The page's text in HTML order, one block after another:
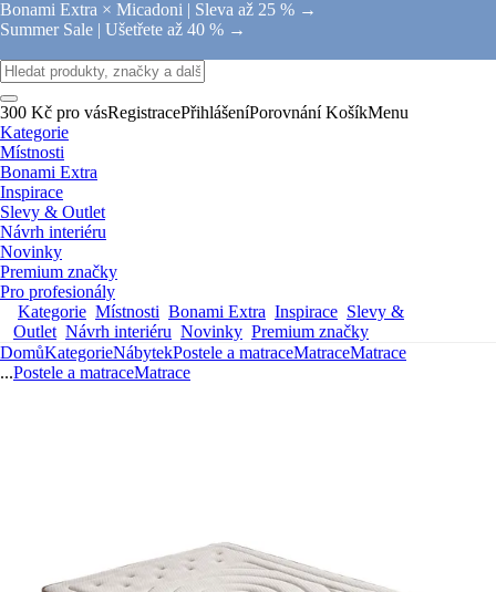
Bonami Extra × Micadoni | Sleva až 25 % →
Summer Sale | Ušetřete až 40 % →
300 Kč pro vásRegistracePřihlášeníPorovnání KošíkMenu
Kategorie
Místnosti
Bonami Extra
Inspirace
Slevy & Outlet
Návrh interiéru
Novinky
Premium značky
Pro profesionály
Kategorie Místnosti Bonami Extra Inspirace Slevy &
Outlet Návrh interiéru Novinky Premium značky
DomůKategorieNábytekPostele a matraceMatraceMatrace
...Postele a matraceMatrace